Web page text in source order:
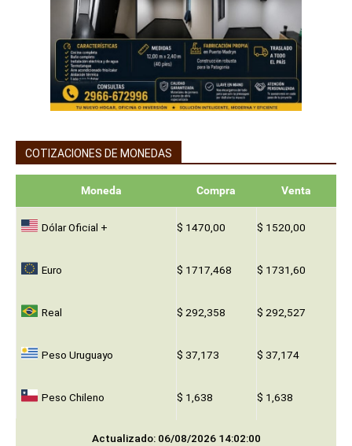
COTIZACIONES DE MONEDAS
Moneda Compra Venta
Dólar Oficial + $ 1470,00 $ 1520,00
Euro $ 1717,468 $ 1731,60
Real $ 292,358 $ 292,527
Peso Uruguayo $ 37,173 $ 37,174
Peso Chileno $ 1,638 $ 1,638
Actualizado: 06/08/2026 14:02:00